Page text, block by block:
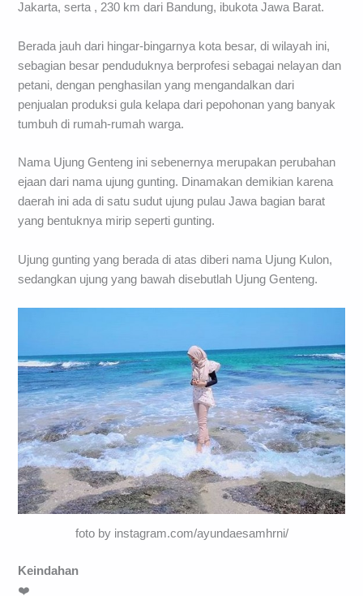
Jakarta, serta , 230 km dari Bandung, ibukota Jawa Barat.
Berada jauh dari hingar-bingarnya kota besar, di wilayah ini,
sebagian besar penduduknya berprofesi sebagai nelayan dan
petani, dengan penghasilan yang mengandalkan dari
penjualan produksi gula kelapa dari pepohonan yang banyak
tumbuh di rumah-rumah warga.
Nama Ujung Genteng ini sebenernya merupakan perubahan
ejaan dari nama ujung gunting. Dinamakan demikian karena
daerah ini ada di satu sudut ujung pulau Jawa bagian barat
yang bentuknya mirip seperti gunting.
Ujung gunting yang berada di atas diberi nama Ujung Kulon,
sedangkan ujung yang bawah disebutlah Ujung Genteng.
foto by instagram.com/ayundaesamhrni/
Keindahan
❤️